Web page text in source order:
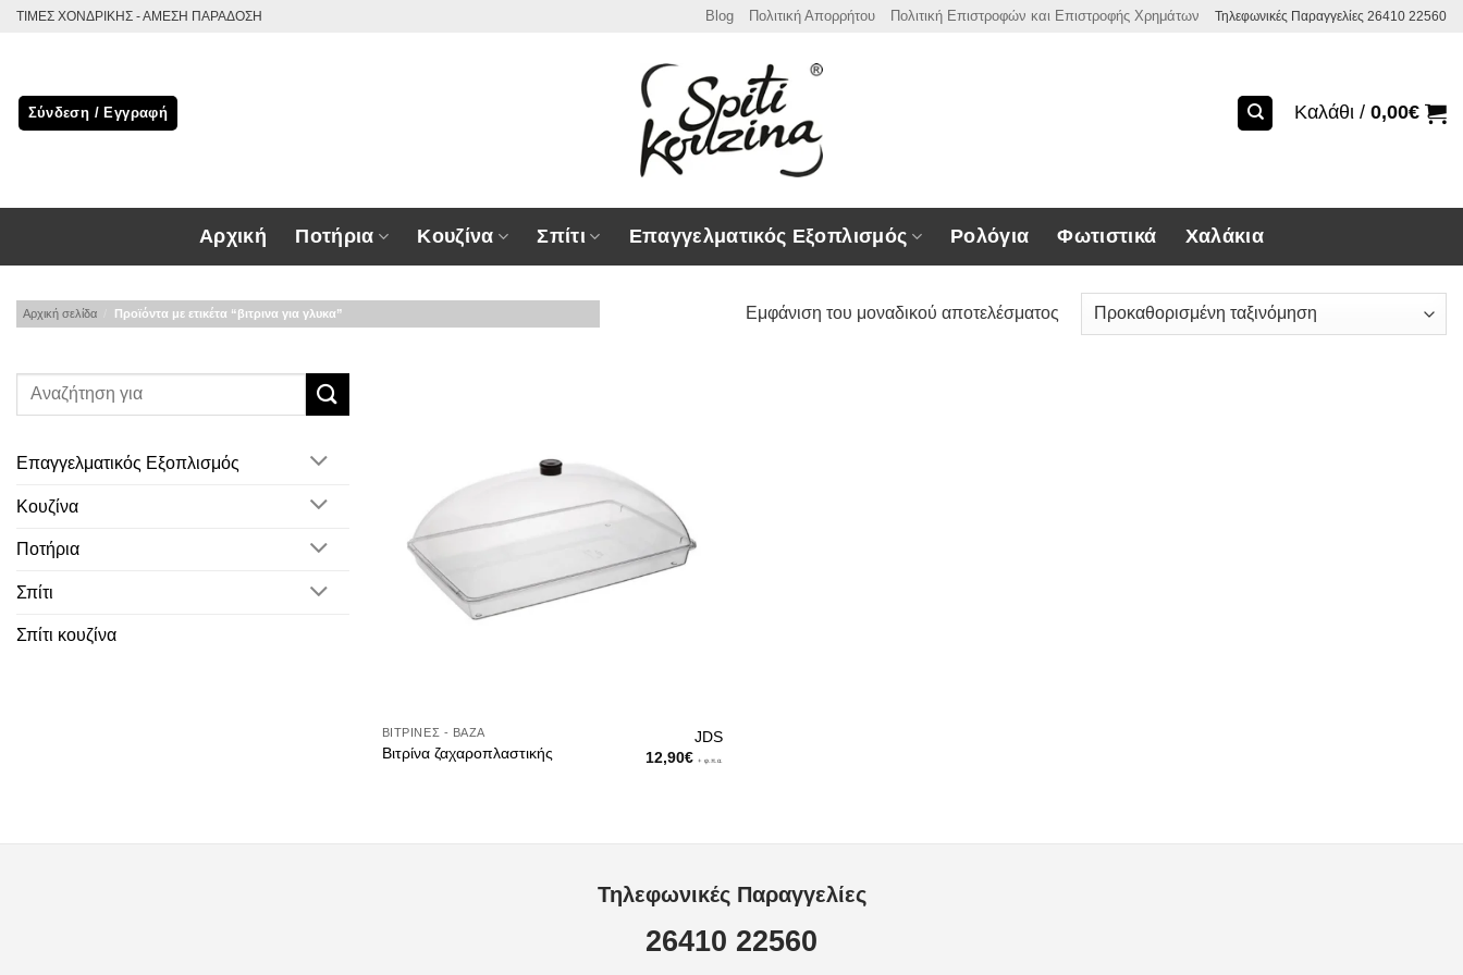
Μετάβαση
ΤΙΜΕΣ ΧΟΝΔΡΙΚΗΣ - ΑΜΕΣΗ ΠΑΡΑΔΟΣΗ Blog Πολιτική Απορρήτου Πολιτική Επιστροφών και Επιστροφής Χρημάτων Τηλεφωνικές Παραγγελίες 26410 22560
Σύνδεση / Εγγραφή Καλάθι / 0,00€
Αρχική Ποτήρια Κουζίνα Σπίτι Επαγγελματικός Εξοπλισμός Ρολόγια Φωτιστικά Χαλάκια
Αρχική σελίδα Προϊόντα με ετικέτα “βιτρινα για γλυκα” Εμφάνιση του μοναδικού αποτελέσματος
Επαγγελματικός Εξοπλισμός
Κουζίνα
Ποτήρια
Σπίτι
Σπίτι κουζίνα
BΙΤΡΊΝΕΣ - ΒΆΖΑ
Βιτρίνα ζαχαροπλαστικής
JDS
12,90€ + φ.π.α.
Τηλεφωνικές Παραγγελίες
26410 22560